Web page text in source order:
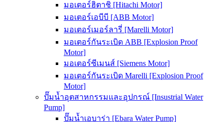
มอเตอร์ฮิตาชิ [Hitachi Motor]
มอเตอร์เอบีบี [ABB Motor]
มอเตอร์เมอร์ลารี่ [Marelli Motor]
มอเตอร์กันระเบิด ABB [Explosion Proof
Motor]
มอเตอร์ซีเมนส์ [Siemens Motor]
มอเตอร์กันระเบิด Marelli [Explosion Proof
Motor]
ปั๊มน้ำอุตสาหกรรมและอุปกรณ์ [Insustrial Water
Pump]
ปั๊มน้ำเอบาร่า [Ebara Water Pump]